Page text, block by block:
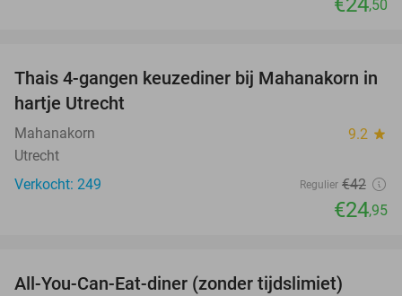
,50
41%
Thais 4-gangen keuzediner bij Mahanakorn in
hartje Utrecht
Mahanakorn 9.2 star
Utrecht
Verkocht: 249
Regulier €42
€24,95
All-You-Can-Eat-diner (zonder tijdslimiet)